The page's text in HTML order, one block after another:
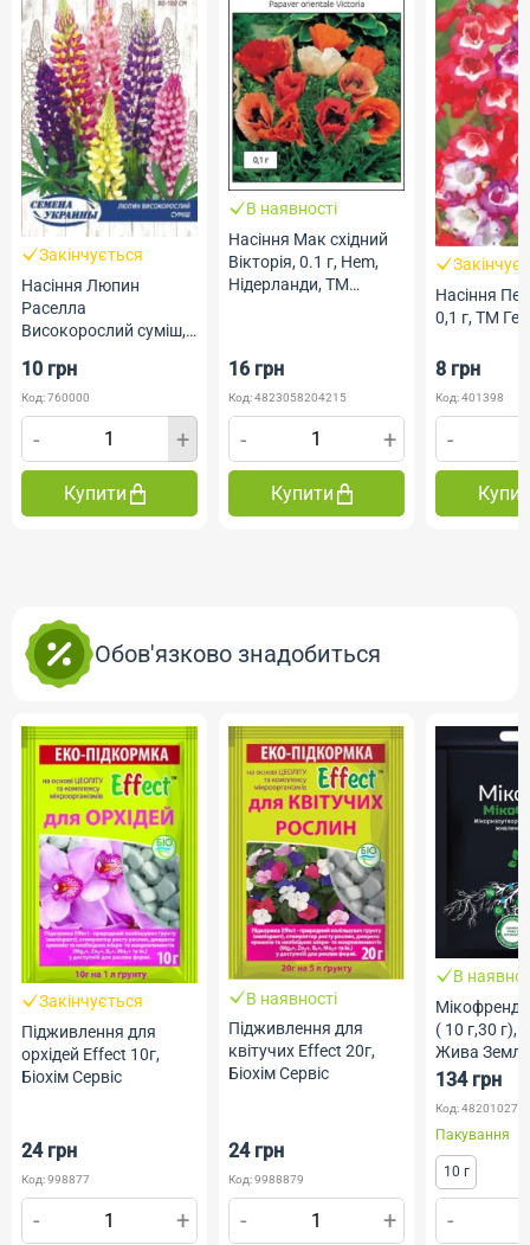
Закінчується
Насіння Люпин
Раселла
Високорослий суміш,
України
10 грн
Код: 760000
- +
Купити
В наявності
Насіння Мак східний
Вікторія, 0.1 г, Hem,
Нідерланди, ТМ
16 грн
Код: 4823058204215
- +
Купити
Насіння
0,1 г, ТМ
8 грн
Код: 401398
-
Обов'язково знадобиться
Закінчується
Підживлення для
орхідей Effect 10г,
Біохім Сервіс
24 грн
Код: 998877
- +
В наявності
Підживлення для
квітучих Effect 20г,
Біохім Сервіс
24 грн
Код: 9988879
- +
В
Мікофренд
( 10 г,30 г),
Жива
134 грн
Код:
Пакування
10 г
-